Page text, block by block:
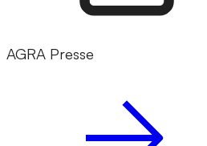
AGRA Presse